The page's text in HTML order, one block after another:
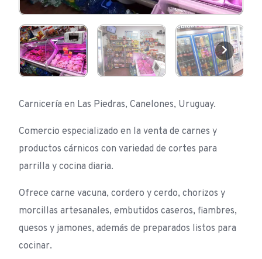
Carnicería en Las Piedras, Canelones, Uruguay.
Comercio especializado en la venta de carnes y
productos cárnicos con variedad de cortes para
parrilla y cocina diaria.
Ofrece carne vacuna, cordero y cerdo, chorizos y
morcillas artesanales, embutidos caseros, fiambres,
quesos y jamones, además de preparados listos para
cocinar.